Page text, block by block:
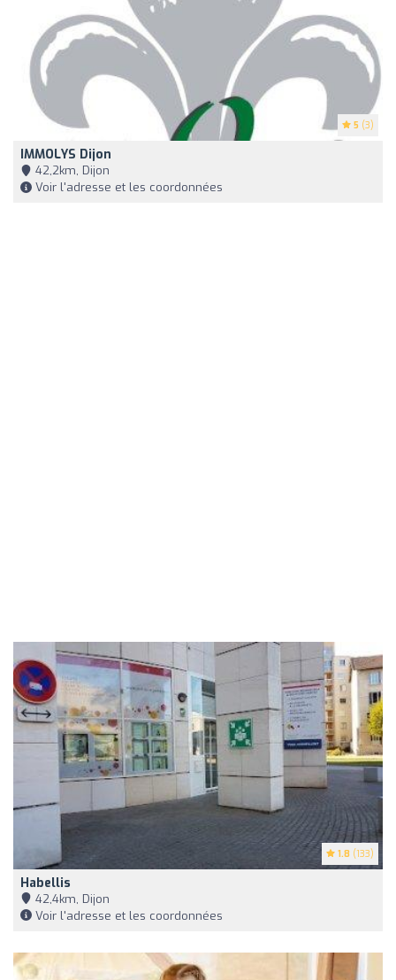
5 (3)
IMMOLYS Dijon
42,2km, Dijon
Voir l'adresse et les coordonnées
1.8 (133)
Habellis
42,4km, Dijon
Voir l'adresse et les coordonnées